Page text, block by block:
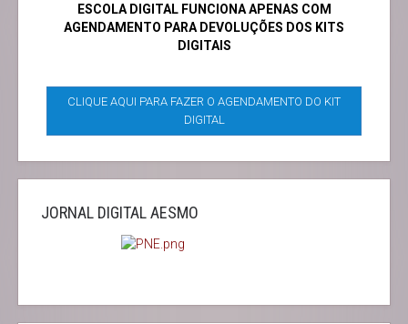
ESCOLA DIGITAL FUNCIONA APENAS COM
AGENDAMENTO PARA DEVOLUÇÕES DOS KITS
DIGITAIS
CLIQUE AQUI PARA FAZER O AGENDAMENTO DO KIT
DIGITAL
JORNAL DIGITAL AESMO